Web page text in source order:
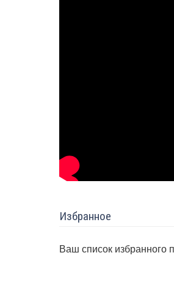
Избранное
Ваш список избранного